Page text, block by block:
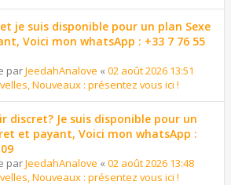
et je suis disponible pour un plan Sexe
Voici mon whatsApp : +33 7 76 55
parJeedahAnalove « 02 août 2026 13:51
Nouveaux : présentez vous ici !
discret? Je suis disponible pour un
et payant, Voici mon whatsApp :
parJeedahAnalove « 02 août 2026 13:48
Nouveaux : présentez vous ici !